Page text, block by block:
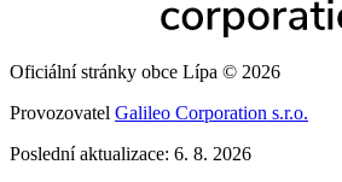
Oficiální stránky obce Lípa © 2026
Provozovatel Galileo Corporation s.r.o.
Poslední aktualizace: 6. 8. 2026